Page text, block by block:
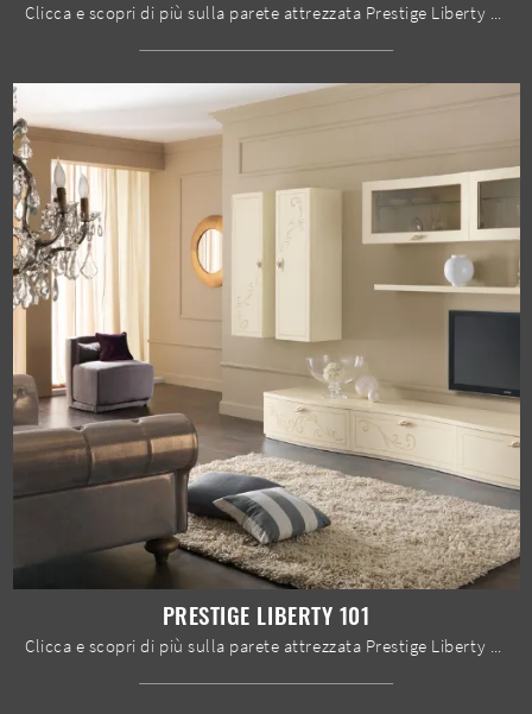
Clicca e scopri di più sulla parete attrezzata Prestige Liberty 107 del marchio Spar: è la soluzione dalle linee classiche ideale per te.
PRESTIGE LIBERTY 101
Clicca e scopri di più sulla parete attrezzata Prestige Liberty 101 dell'azienda Spar: è la soluzione dalle linee classiche ideale per te.